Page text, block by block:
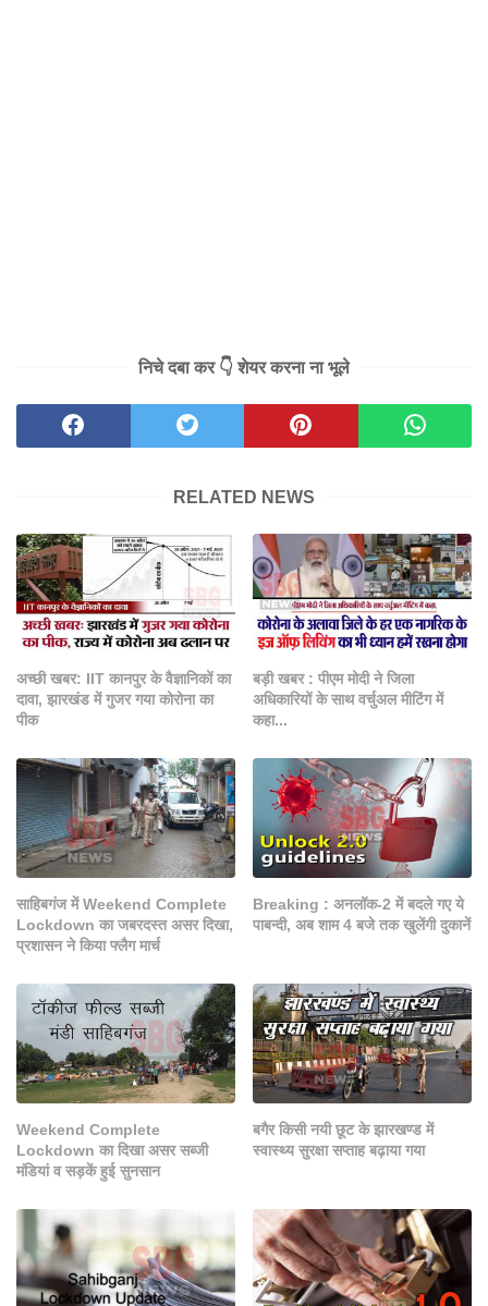
निचे दबा कर 👇 शेयर करना ना भूले
RELATED NEWS
अच्छी खबर: IIT कानपुर के वैज्ञानिकों का
दावा, झारखंड में गुजर गया कोरोना का
पीक
बड़ी खबर : पीएम मोदी ने जिला
अधिकारियों के साथ वर्चुअल मीटिंग में
कहा...
साहिबगंज में Weekend Complete
Lockdown का जबरदस्त असर दिखा,
प्रशासन ने किया फ्लैग मार्च
Breaking : अनलॉक-2 में बदले गए ये
पाबन्दी, अब शाम 4 बजे तक खुलेंगी दुकानें
Weekend Complete
Lockdown का दिखा असर सब्जी
मंडियां व सड़कें हुई सुनसान
बगैर किसी नयी छूट के झारखण्ड में
स्वास्थ्य सुरक्षा सप्ताह बढ़ाया गया